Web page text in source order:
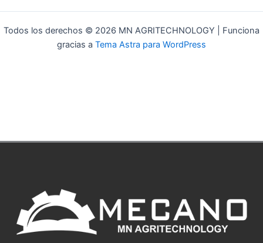
Todos los derechos © 2026 MN AGRITECHNOLOGY | Funciona
gracias a Tema Astra para WordPress